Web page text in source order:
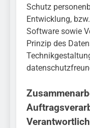
Schutz
Entwicklung,
Software sowie
Prinzip des